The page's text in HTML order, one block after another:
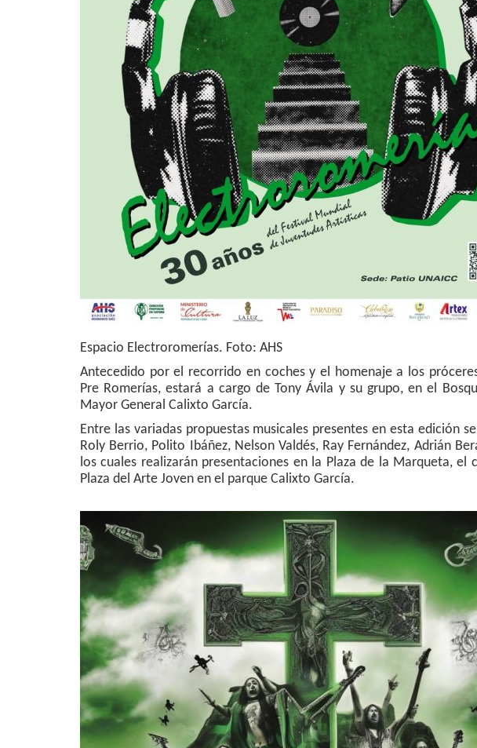
Espacio Electroromerías. Foto: AHS
Antecedido por el recorrido en coches y el homenaje a los
Pre Romerías, estará a cargo de Tony Ávila y su grupo, en el
Mayor General Calixto García.
Entre las variadas propuestas musicales presentes en esta edición
Roly Berrio, Polito Ibáñez, Nelson Valdés, Ray Fernández, Adrián
los cuales realizarán presentaciones en la Plaza de la Marqueta, el
Plaza del Arte Joven en el parque Calixto García.